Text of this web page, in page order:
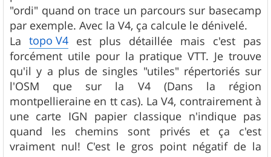
"ordi" quand on trace un parcours sur basecamp
par exemple. Avec la V4, ça calcule le dénivelé.
La topo V4 est plus détaillée mais c'est pas
forcément utile pour la pratique VTT. Je trouve
qu'il y a plus de singles "utiles" répertoriés sur
l'OSM que sur la V4 (Dans la région
montpellieraine en tt cas). La V4, contrairement à
une carte IGN papier classique n'indique pas
quand les chemins sont privés et ça c'est
vraiment nul! C'est le gros point négatif de la